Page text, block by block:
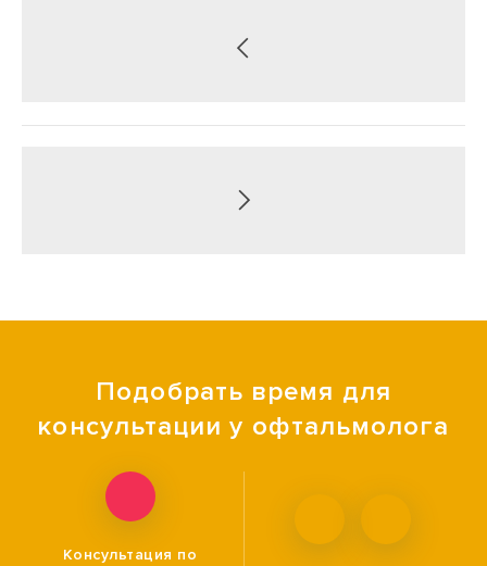
Подобрать время для
консультации у офтальмолога
Консультация по